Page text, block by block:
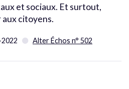
et sociaux. Et surtout,
citoyens.
Alter Échos n° 502